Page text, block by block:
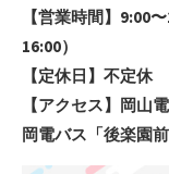
【営業時間】9:00
16:00）
【定休日】不定休
【アクセス】岡山
岡電バス「後楽園